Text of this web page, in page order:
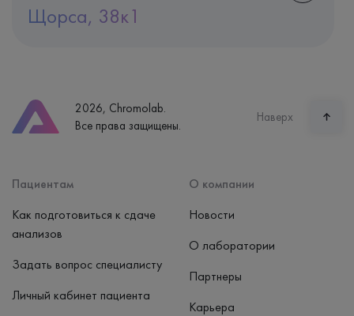
Щорса, 38к1
Часы работы
пн-вс: 7:30-15:00
2026, Chromolab.
Все права защищены.
Наверх
Пациентам
Как подготовиться к сдаче
анализов
Задать вопрос специалисту
Личный кабинет пациента
О компании
Новости
О лаборатории
Партнеры
Карьера